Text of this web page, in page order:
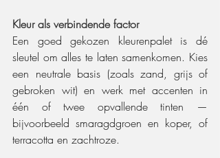
Kleur als verbindende factor
Een goed gekozen kleurenpalet is dé
sleutel om alles te laten samenkomen. Kies
een neutrale basis (zoals zand, grijs of
gebroken wit) en werk met accenten in
één of twee opvallende tinten —
bijvoorbeeld smaragdgroen en koper, of
terracotta en zachtroze.